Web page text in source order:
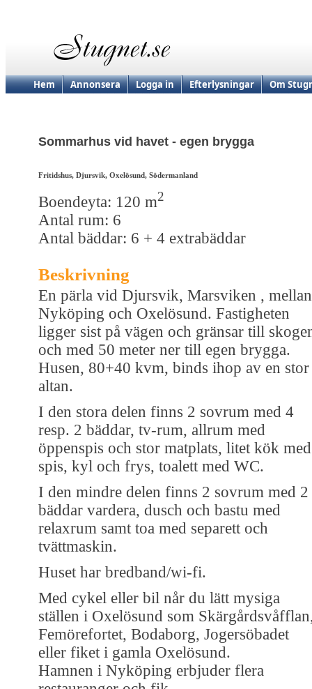
Hem Annonsera Logga in Efterlysningar Om
Sommarhus vid havet - egen brygga
Fritidshus, Djursvik, Oxelösund, Södermanland
Boendeyta: 120 m2
Antal rum: 6
Antal bäddar: 6 + 4 extrabäddar
Beskrivning
En pärla vid Djursvik, Marsviken , mellan
Nyköping och Oxelösund. Fastigheten
ligger sist på vägen och gränsar till
och med 50 meter ner till egen brygga.
Husen, 80+40 kvm, binds ihop av en stor
altan.
I den stora delen finns 2 sovrum med 4
resp. 2 bäddar, tv-rum, allrum med
öppenspis och stor matplats, litet kök med
spis, kyl och frys, toalett med WC.
I den mindre delen finns 2 sovrum med 2
bäddar vardera, dusch och bastu med
relaxrum samt toa med separett och
tvättmaskin.
Huset har bredband/wi-fi.
Med cykel eller bil når du lätt mysiga
ställen i Oxelösund som
Femörefortet, Bodaborg, Jogersöbadet
eller fiket i gamla Oxelösund.
Hamnen i Nyköping erbjuder flera